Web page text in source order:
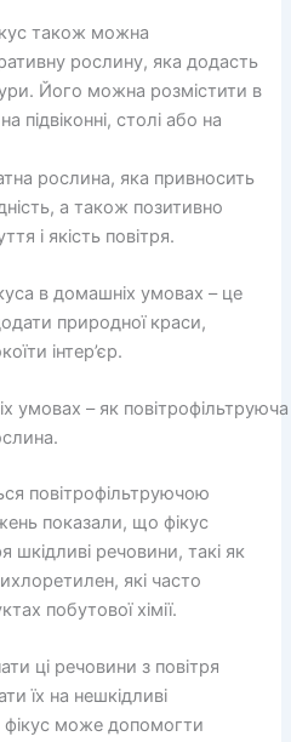
також можна
рослину, яка додасть
Його можна розмістити в
підвіконні, столі або на
рослина, яка привносить
а також позитивно
і якість повітря.
в домашніх умовах – це
природної краси,
інтер’єр.
умовах – як повітрофільтруюча
повітрофільтруючою
показали, що фікус
шкідливі речовини, такі як
які часто
побутової хімії.
ці речовини з повітря
їх на нешкідливі
може допомогти